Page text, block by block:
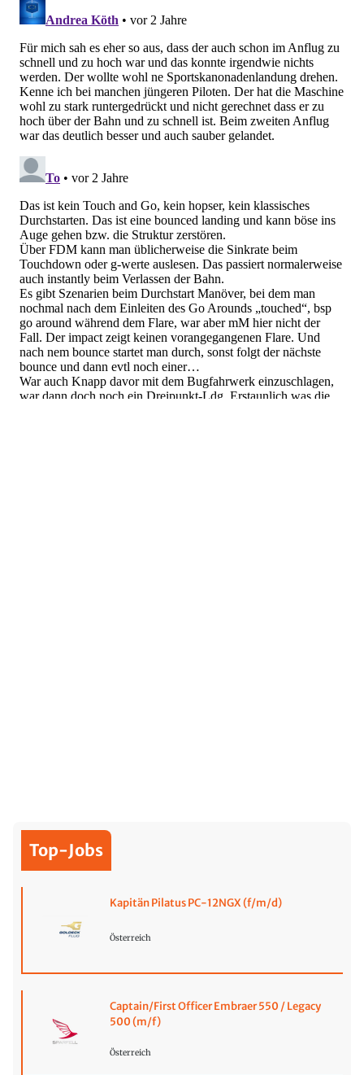
Top-Jobs
Kapitän Pilatus PC-12NGX (f/m/d)
Österreich
Captain/First Officer Embraer 550 / Legacy
500 (m/f)
Österreich